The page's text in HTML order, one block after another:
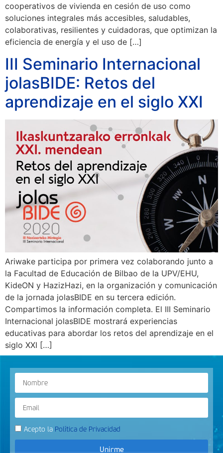
cooperativos de vivienda en cesión de uso como
soluciones integrales más accesibles, saludables,
colaborativas, resilientes y cuidadoras, que optimizan la
eficiencia de energía y el uso de […]
III Seminario Internacional
jolasBIDE: Retos del
aprendizaje en el siglo XXI
Ariwake participa por primera vez colaborando junto a
la Facultad de Educación de Bilbao de la UPV/EHU,
KideON y HazizHazi, en la organización y comunicación
de la jornada jolasBIDE en su tercera edición.
Compartimos la información completa. El III Seminario
Internacional jolasBIDE mostrará experiencias
educativas para abordar los retos del aprendizaje en el
siglo XXI […]
Acepto la Política de Privacidad
Unirme